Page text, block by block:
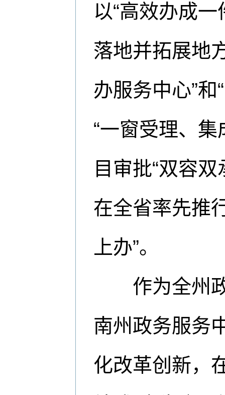
以“高效办成
落地并拓展地
办服务中心”
“一窗受理、
目审批“双容
在全省率先推
上办”。
作为全州政
南州政务服务
化改革创新，